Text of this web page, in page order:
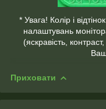
* Увага! Колір і
налаштувань
(яскравість,
Приховати